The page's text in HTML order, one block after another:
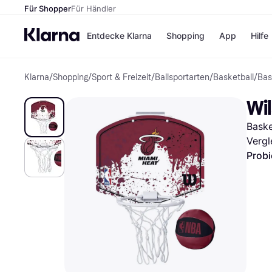
Für ShopperFür Händler
Entdecke Klarna
Zahlungsmethoden
Teilzahlungen
Bezahle in bis zu 30
Tagen
Ratenzahlung
Shopping
Shops
eBay
Temu
SHEIN
App Hilfe
Klarna/Shopping/Sport & Freizeit/Ballsportarten/Basketball /